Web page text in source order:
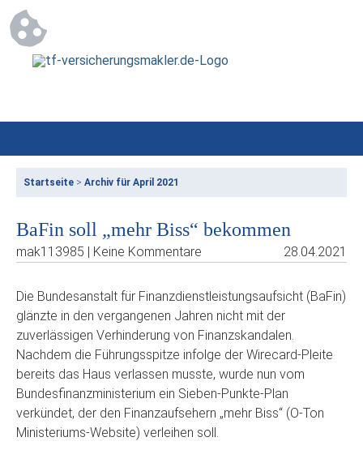
Startseite > Archiv für April 2021
BaFin soll „mehr Biss“ bekommen
mak113985 | Keine Kommentare 28.04.2021
Die Bundesanstalt für Finanzdienstleistungsaufsicht (BaFin)
glänzte in den vergangenen Jahren nicht mit der
zuverlässigen Verhinderung von Finanzskandalen.
Nachdem die Führungsspitze infolge der Wirecard-Pleite
bereits das Haus verlassen musste, wurde nun vom
Bundesfinanzministerium ein Sieben-Punkte-Plan
verkündet, der den Finanzaufsehern „mehr Biss“ (O-Ton
Ministeriums-Website) verleihen soll.